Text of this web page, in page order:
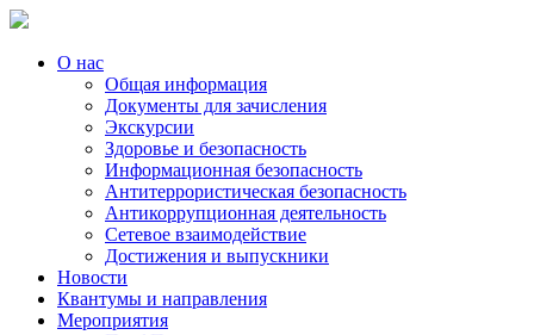
О нас
Общая информация
Документы для зачисления
Экскурсии
Здоровье и безопасность
Информационная безопасность
Антитеррористическая безопасность
Антикоррупционная деятельность
Сетевое взаимодействие
Достижения и выпускники
Новости
Квантумы и направления
Мероприятия